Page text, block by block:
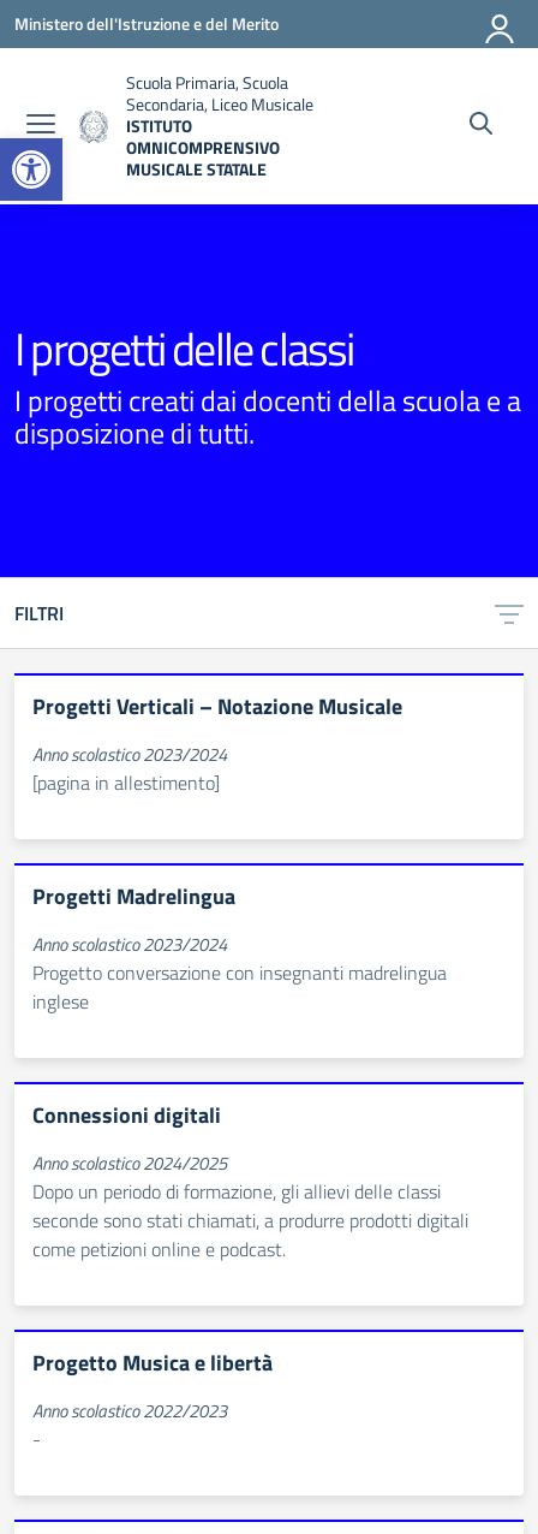
Open toolbar
Vai ai contenuti
Vai al menu di navigazione
Vai al footer
Ministero dell'Istruzione e del Merito
Scuola Primaria, Scuola
Secondaria, Liceo Musicale
ISTITUTO
OMNICOMPRENSIVO
MUSICALE STATALE
I progetti delle classi
I progetti creati dai docenti della scuola e a
disposizione di tutti.
FILTRI
Progetti Verticali – Notazione Musicale
Anno scolastico 2023/2024
[pagina in allestimento]
Progetti Madrelingua
Anno scolastico 2023/2024
Progetto conversazione con insegnanti madrelingua
inglese
Connessioni digitali
Anno scolastico 2024/2025
Dopo un periodo di formazione, gli allievi delle classi
seconde sono stati chiamati, a produrre prodotti digitali
come petizioni online e podcast.
Progetto Musica e libertà
Anno scolastico 2022/2023
-